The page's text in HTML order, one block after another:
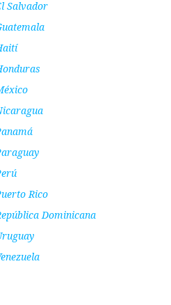
Salvador
Rico
Dominicana